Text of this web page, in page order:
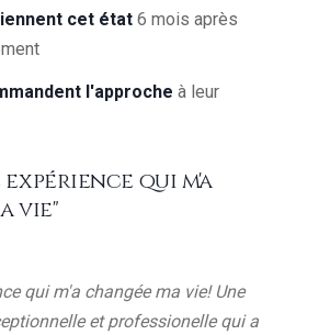
cet état 6 mois après
l'approche à leur
expérience qui m'a
vie"
qui m'a changée ma vie! Une
et professionelle qui a